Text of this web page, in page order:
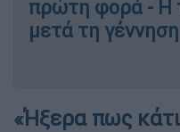
πρώτη φορά - Η
μετά τη
«Ήξερα πως